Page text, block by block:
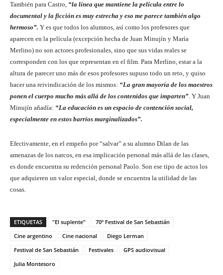
También para Castro, “la línea que mantiene la película entre lo
documental y la ficción es muy estrecha y eso me parece también algo
hermoso”. Y es que todos los alumnos, así como los profesores que
aparecen en la película (excepción hecha de Juan Minujín y María
Merlino) no son actores profesionales, sino que sus vidas reales se
corresponden con los que representan en el film. Para Merlino, estar a la
altura de parecer uno más de esos profesores supuso todo un reto, y quiso
hacer una reivindicación de los mismos: “La gran mayoría de los maestros
ponen el cuerpo mucho más allá de los contenidos que imparten”. Y Juan
Minujín añadía: “La educación es un espacio de contención social,
especialmente en estos barrios marginalizados”.
Efectivamente, en el empeño por “salvar” a su alumno Dilan de las
amenazas de los narcos, en esa implicación personal más allá de las clases,
es donde encuentra su redención personal Paolo. Son ese tipo de actos los
que adquieren un valor especial, donde se encuentra la utilidad de las
cosas.
ETIQUETAS "El suplente"
70º Festival de San Sebastián
Cine argentino
Cine nacional
Diego Lerman
Festival de San Sebastián
Festivales
GPS audiovisual
Julia Montesoro